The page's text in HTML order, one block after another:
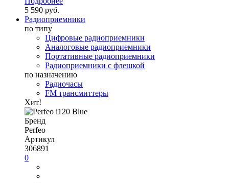
5 590 руб.
Радиоприемники
по типу
Цифровые радиоприемники
Аналоговые радиоприемники
Портативные радиоприемники
Радиоприемники с флешкой
по назначению
Радиочасы
FM трансмиттеры
Хит!
Бренд
Perfeo
Артикул
306891
0